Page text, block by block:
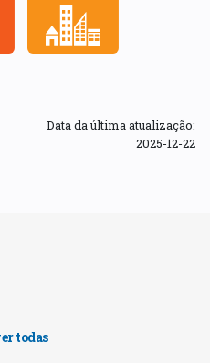
Data da última atualização:
2025-12-22
todas